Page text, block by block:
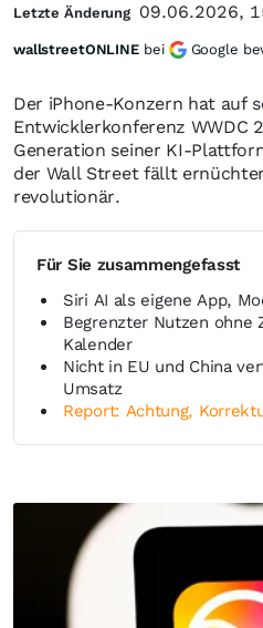
Der iPhone-Konzern hat auf
Entwicklerkonferenz WWDC
Generation seiner KI-
der Wall Street fällt
revolutionär.
Für Sie zusammengefasst
Siri AI als eigene App,
Begrenzter Nutzen ohne
Kalender
Nicht in EU und China
Umsatz
Report: Achtung,
Letzte Änderung 09.06.2026,
wallstreetONLINE bei Google